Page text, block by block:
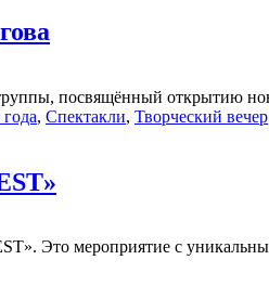
посвящённый открытию
, Спектакли, Творческий вечер
Это мероприятие с